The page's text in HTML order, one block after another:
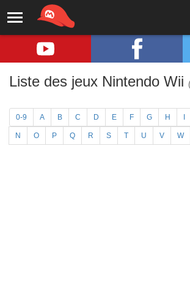
Liste des jeux Nintendo Wii
0-9 A B C D E F G H
N O P Q R S T U V W